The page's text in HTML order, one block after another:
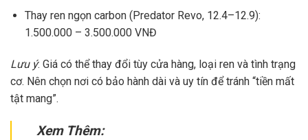
Thay ren ngọn carbon (Predator Revo, 12.4–12.9):
1.500.000 – 3.500.000 VNĐ
Lưu ý: Giá có thể thay đổi tùy cửa hàng, loại ren và tình trạng
cơ. Nên chọn nơi có bảo hành dài và uy tín để tránh “tiền mất
tật mang”.
Xem Thêm: